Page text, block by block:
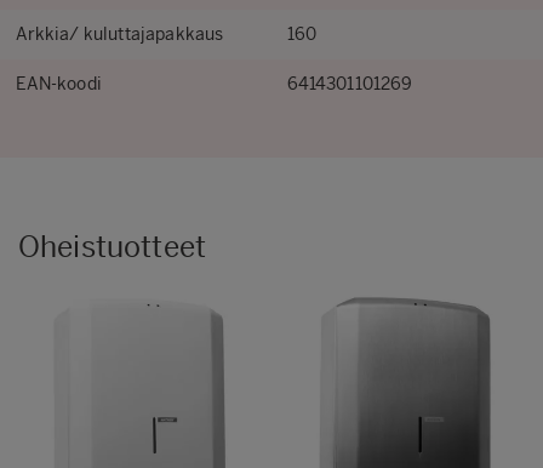
Arkkia/ kuluttajapakkaus 160
EAN-koodi 6414301101269
Oheistuotteet